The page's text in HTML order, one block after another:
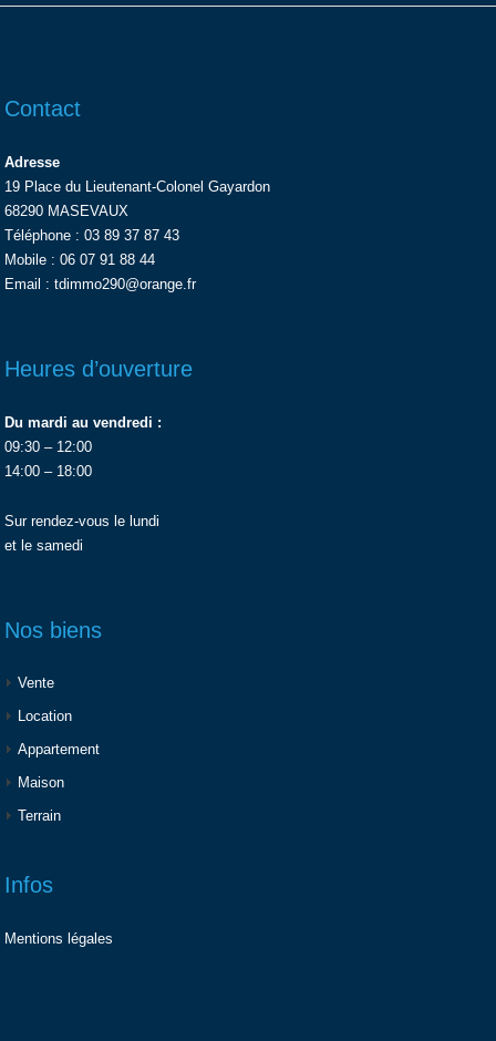
Contact
Adresse
19 Place du Lieutenant-Colonel Gayardon
68290 MASEVAUX
Téléphone : 03 89 37 87 43
Mobile : 06 07 91 88 44
Email : tdimmo290@orange.fr
Heures d’ouverture
Du mardi au vendredi :
09:30 – 12:00
14:00 – 18:00
Sur rendez-vous le lundi
et le samedi
Nos biens
Vente
Location
Appartement
Maison
Terrain
Infos
Mentions légales